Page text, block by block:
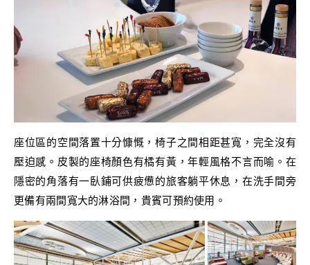
座位區的空間落置十分慷慨，椅子之間相距甚寬，完全沒有
壓迫感。皮製的座椅顏色有橘有黃，年輕風格不言而喻。在
隱密的角落有一臥鋪可供疲憊的旅客躺平休息，在洗手間旁
更備有兩間寬大的淋浴間，貴賓可預約使用。